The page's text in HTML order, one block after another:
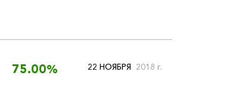
75.00% 22 НОЯБРЯ 2018 г.